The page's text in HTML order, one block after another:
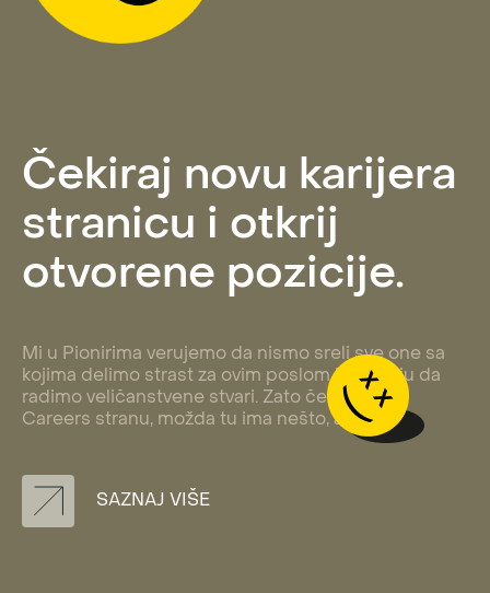
Čekiraj novu karijera
stranicu i otkrij
otvorene pozicije.
Mi u Pionirima verujemo da nismo sreli sve one sa
kojima delimo strast za ovim poslom i energiju da
radimo veličanstvene stvari. Zato čekiraj našu
Careers stranu, možda tu ima nešto, a?
SAZNAJ VIŠE